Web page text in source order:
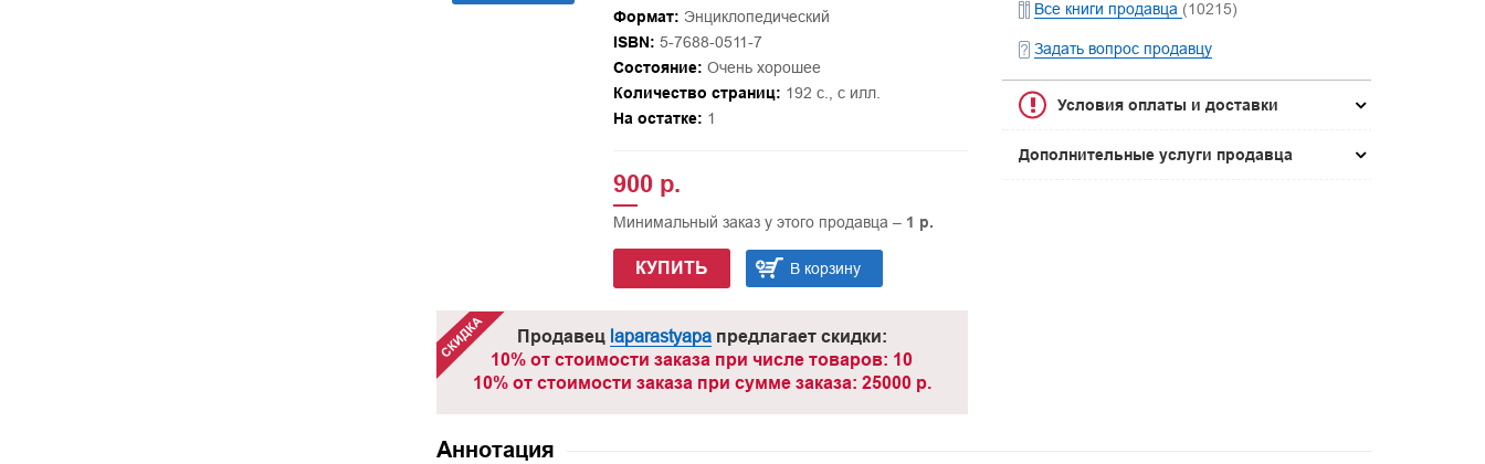
Формат: Энциклопедический
ISBN: 5-7688-0511-7
Состояние: Очень хорошее
Количество страниц: 192 с., с илл.
На остатке: 1
900 р.
Минимальный заказ у этого продавца – 1 р.
КУПИТЬ В корзину
Продавец laparastyapaпредлагает скидки:
10% от стоимости заказа при числе товаров: 10
10% от стоимости заказа при сумме заказа: 25000 р.
Все книги продавца (10215)
Задать вопрос продавцу
Условия оплаты и доставки
Дополнительные услуги продавца
Аннотация